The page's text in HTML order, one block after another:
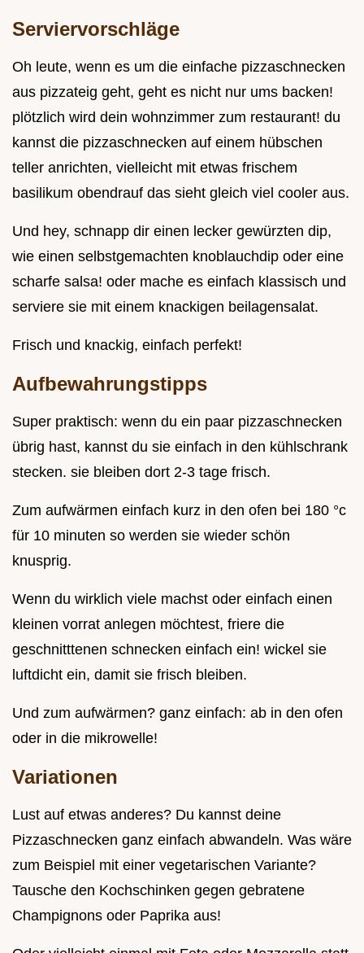
Serviervorschläge
Oh leute, wenn es um die einfache pizzaschnecken
aus pizzateig geht, geht es nicht nur ums backen!
plötzlich wird dein wohnzimmer zum restaurant! du
kannst die pizzaschnecken auf einem hübschen
teller anrichten, vielleicht mit etwas frischem
basilikum obendrauf das sieht gleich viel cooler aus.
Und hey, schnapp dir einen lecker gewürzten dip,
wie einen selbstgemachten knoblauchdip oder eine
scharfe salsa! oder mache es einfach klassisch und
serviere sie mit einem knackigen beilagensalat.
Frisch und knackig, einfach perfekt!
Aufbewahrungstipps
Super praktisch: wenn du ein paar pizzaschnecken
übrig hast, kannst du sie einfach in den kühlschrank
stecken. sie bleiben dort 2-3 tage frisch.
Zum aufwärmen einfach kurz in den ofen bei 180 °c
für 10 minuten so werden sie wieder schön
knusprig.
Wenn du wirklich viele machst oder einfach einen
kleinen vorrat anlegen möchtest, friere die
geschnitttenen schnecken einfach ein! wickel sie
luftdicht ein, damit sie frisch bleiben.
Und zum aufwärmen? ganz einfach: ab in den ofen
oder in die mikrowelle!
Variationen
Lust auf etwas anderes? Du kannst deine
Pizzaschnecken ganz einfach abwandeln. Was wäre
zum Beispiel mit einer vegetarischen Variante?
Tausche den Kochschinken gegen gebratene
Champignons oder Paprika aus!